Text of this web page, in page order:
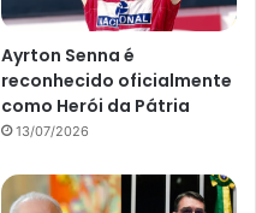
Ayrton Senna é
reconhecido oficialmente
como Herói da Pátria
13/07/2026